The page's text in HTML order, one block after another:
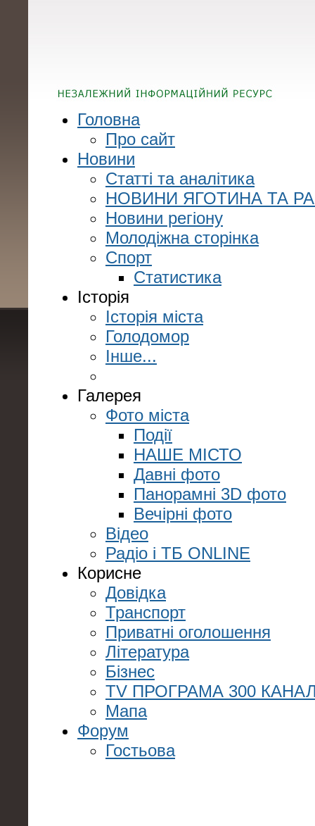
Головна
Про сайт
Новини
Статті та аналітика
НОВИНИ ЯГОТИНА ТА
Новини регіону
Молодіжна сторінка
Спорт
Статистика
Історія
Історія міста
Голодомор
Інше...
Галерея
Фото міста
Події
НАШЕ МІСТО
Давні фото
Панорамні 3D фото
Вечірні фото
Відео
Радіо і ТБ ONLINE
Корисне
Довідка
Транспорт
Приватні оголошення
Література
Бізнес
TV ПРОГРАМА 300
Мапа
Форум
Гостьова